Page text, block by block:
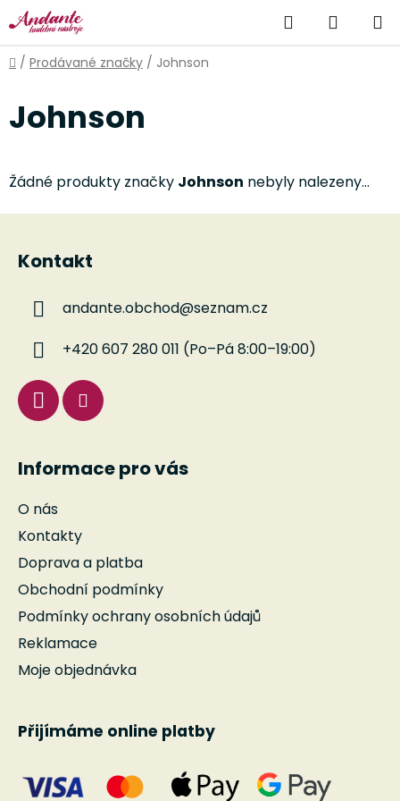
Přejít
na
obsah
Hledat
KOŠÍK
Domů
/ Prodávané značky / Johnson
Johnson
Žádné produkty značky Johnson nebyly nalezeny...
Kontakt
andante.obchod@seznam.cz
+420 607 280 011 (Po–Pá 8:00–19:00)
Informace pro vás
O nás
Kontakty
Doprava a platba
Obchodní podmínky
Podmínky ochrany osobních údajů
Reklamace
Moje objednávka
Přijímáme online platby